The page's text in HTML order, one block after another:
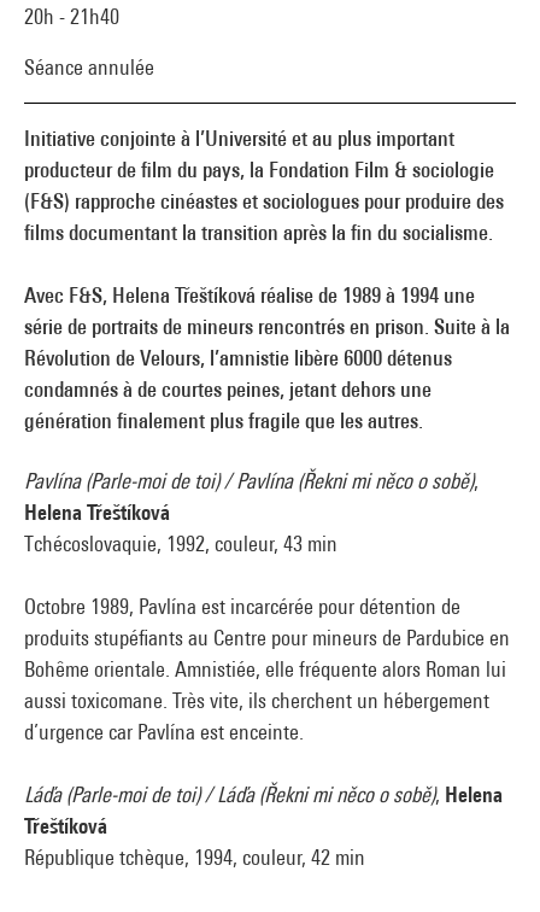
Initiative conjointe à l’Université et au plus important
producteur de film du pays, la Fondation Film & sociologie
(F&S) rapproche cinéastes et sociologues pour produire des
films documentant la transition après la fin du socialisme.
Avec F&S, Helena Třeštíková réalise de 1989 à 1994 une
série de portraits de mineurs rencontrés en prison. Suite à la
Révolution de Velours, l’amnistie libère 6000 détenus
condamnés à de courtes peines, jetant dehors une
génération finalement plus fragile que les autres.
Pavlína (Parle-moi de toi) / Pavlína (Řekni mi něco o sobě),
Helena Třeštíková
Tchécoslovaquie, 1992, couleur, 43 min
Octobre 1989, Pavlína est incarcérée pour détention de
produits stupéfiants au Centre pour mineurs de Pardubice en
Bohême orientale. Amnistiée, elle fréquente alors Roman lui
aussi toxicomane. Très vite, ils cherchent un hébergement
d’urgence car Pavlína est enceinte.
Láďa (Parle-moi de toi) / Láďa (Řekni mi něco o sobě), Helena
Třeštíková
République tchèque, 1994, couleur, 42 min
20h - 21h40
Séance annulée